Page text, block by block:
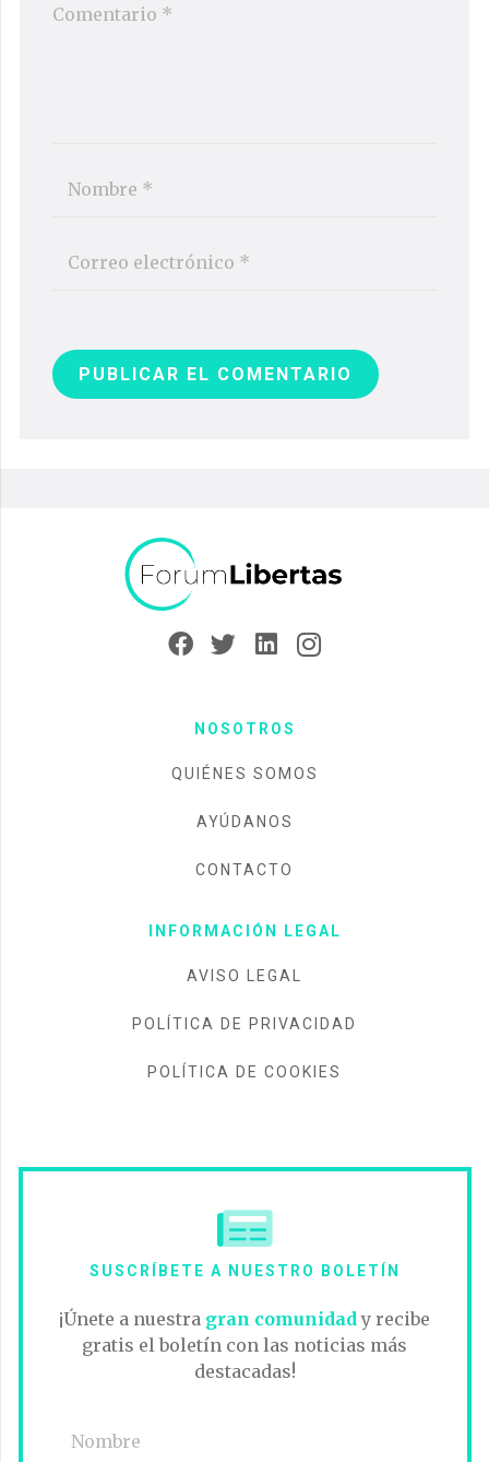
PUBLICAR EL COMENTARIO
NOSOTROS
QUIÉNES SOMOS
AYÚDANOS
CONTACTO
INFORMACIÓN LEGAL
AVISO LEGAL
POLÍTICA DE PRIVACIDAD
POLÍTICA DE COOKIES
SUSCRÍBETE A NUESTRO BOLETÍN
¡Únete a nuestra gran comunidady recibe
gratis el boletín con las noticias más
destacadas!